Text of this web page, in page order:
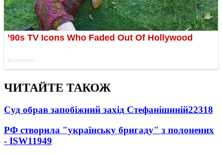
ЧИТАЙТЕ ТАКОЖ
Суд обрав запобіжний захід Стефанішиній22318
РФ створила "українську бригаду" з полонених
- ISW11949